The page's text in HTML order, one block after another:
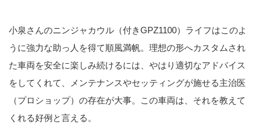
小泉さんのニンジャカウル（付きGPZ1100）ライフはこのよ
うに強力な助っ人を得て順風満帆。理想の形へカスタムされ
た車両を安全に楽しみ続けるには、やはり適切なアドバイス
をしてくれて、メンテナンスやセッティングが施せる主治医
（プロショップ）の存在が大事。この車両は、それを教えて
くれる好例と言える。